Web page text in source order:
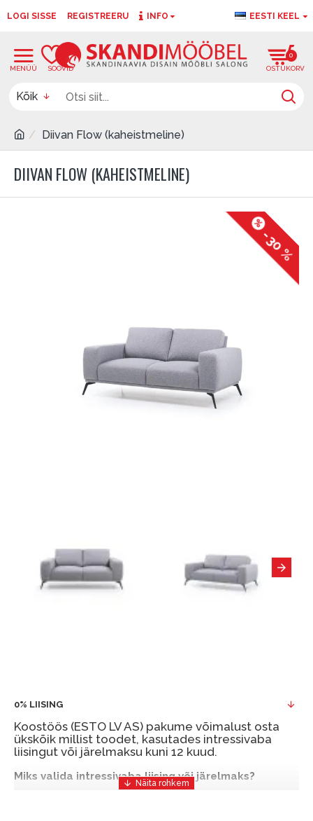
LOGI SISSE REGISTREERU INFO EESTI KEEL
0
Kõik
Diivan Flow (kaheistmeline)
DIIVAN FLOW (KAHEISTMELINE)
-30 %
0% LIISING
Koostöös (ESTO LV AS) pakume võimalust osta
ükskõik millist toodet, kasutades intressivaba
liisingut või järelmaksu kuni 12 kuud.
Miks valida intressivaba liising või järelmaks?